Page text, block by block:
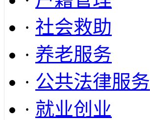
· 社会救助
· 养老服务
· 公共法律服务
· 就业创业